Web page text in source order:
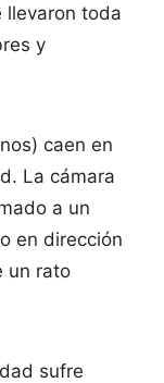
llevaron toda
y
caen en
La cámara
a un
en dirección
un rato
sufre